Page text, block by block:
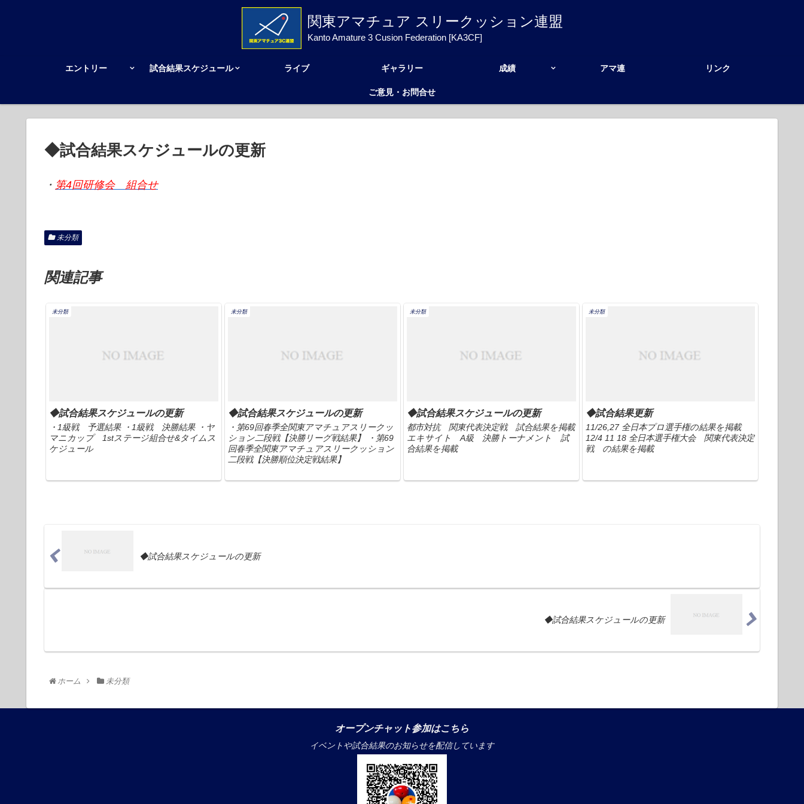
関東アマチュア スリークッション連盟
Kanto Amature 3 Cusion Federation [KA3CF]
エントリー 試合結果スケジュール ライブ ギャラリー 成績 アマ連 リンク
ご意見・お問合せ
◆試合結果スケジュールの更新
・ 第4回研修会 組合せ
未分類
関連記事
未分類
◆試合結果スケジュールの更新
・1級戦 予選結果 ・1級戦 決勝結果 ・ヤ
マニカップ 1stステージ組合せ&タイムス
ケジュール
未分類
◆試合結果スケジュールの更新
・第69回春季全関東アマチュアスリークッ
ション二段戦【決勝リーグ戦結果】 ・第69
回春季全関東アマチュアスリークッション
二段戦【決勝順位決定戦結果】
未分類
◆試合結果スケジュールの更新
都市対抗 関東代表決定戦 試合結果を掲載
エキサイト A級 決勝トーナメント 試
合結果を掲載
未分類
◆試合結果更新
11/26,27 全日本プロ選手権の結果を掲載
12/4 11 18 全日本選手権大会 関東代表決定
戦 の結果を掲載
◆試合結果スケジュールの更新
◆試合結果スケジュールの更新
ホーム 未分類
オープンチャット参加はこちら
イベントや試合結果のお知らせを配信しています